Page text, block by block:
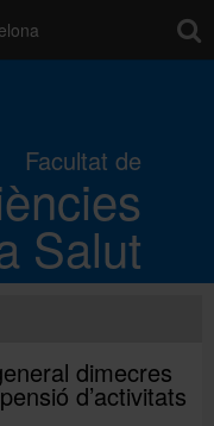
Facultat de
Salut
dimecres
d’activitats